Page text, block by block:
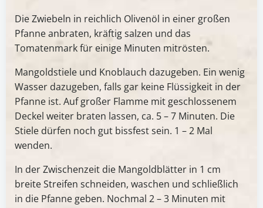
Die Zwiebeln in reichlich Olivenöl in einer großen
Pfanne anbraten, kräftig salzen und das
Tomatenmark für einige Minuten mitrösten.
Mangoldstiele und Knoblauch dazugeben. Ein wenig
Wasser dazugeben, falls gar keine Flüssigkeit in der
Pfanne ist. Auf großer Flamme mit geschlossenem
Deckel weiter braten lassen, ca. 5 – 7 Minuten. Die
Stiele dürfen noch gut bissfest sein. 1 – 2 Mal
wenden.
In der Zwischenzeit die Mangoldblätter in 1 cm
breite Streifen schneiden, waschen und schließlich
in die Pfanne geben. Nochmal 2 – 3 Minuten mit